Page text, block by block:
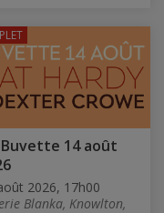
Buvette 14 août
2026, 17h00
Blanka, Knowlton,